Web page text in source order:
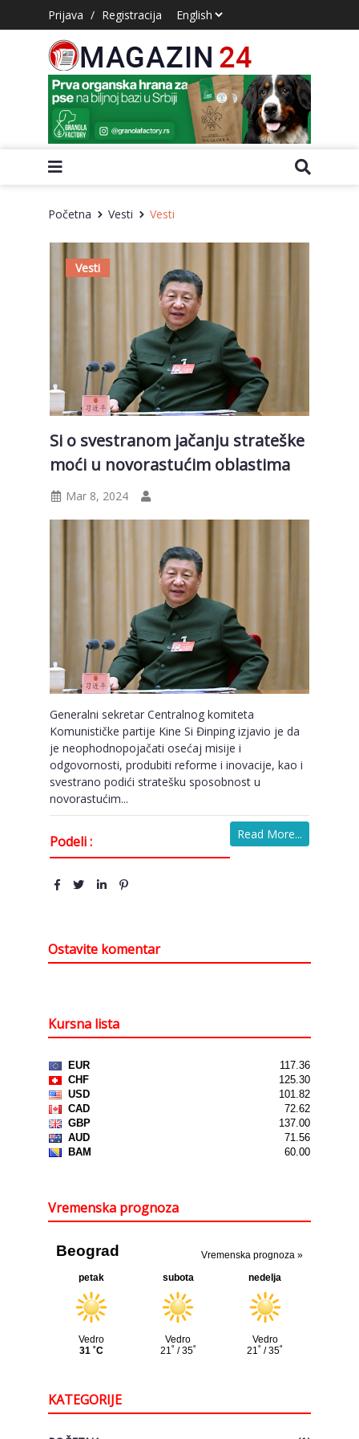
Prijava / Registracija
Početna Vesti Vesti
Vesti
Si o svestranom jačanju strateške
moći u novorastućim oblastima
Mar 8, 2024
Generalni sekretar Centralnog komiteta
Komunističke partije Kine Si Đinping izjavio je da
je neophodnopojačati osećaj misije i
odgovornosti, produbiti reforme i inovacije, kao i
svestrano podići stratešku sposobnost u
novorastućim...
Read More...
Podeli :
Ostavite komentar
Kursna lista
Vremenska prognoza
KATEGORIJE